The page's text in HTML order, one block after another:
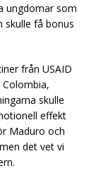
ungdomar som
skulle få bonus
från USAID
skulle
effekt
Maduro och
det vet vi